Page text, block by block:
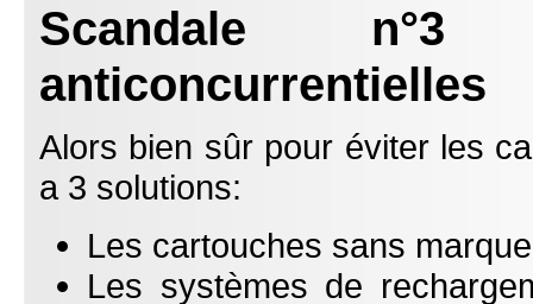
Scandale
anticoncurrentielles
Alors bien sûr pour éviter les
a 3 solutions:
Les cartouches sans
Les systèmes de